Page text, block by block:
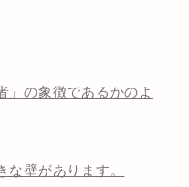
」の象徴であるかのよ
壁があります。